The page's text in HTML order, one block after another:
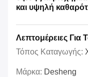
και υψηλή
Λεπτομέρειες Για
Τόπος Καταγωγής:
Μάρκα: Desheng